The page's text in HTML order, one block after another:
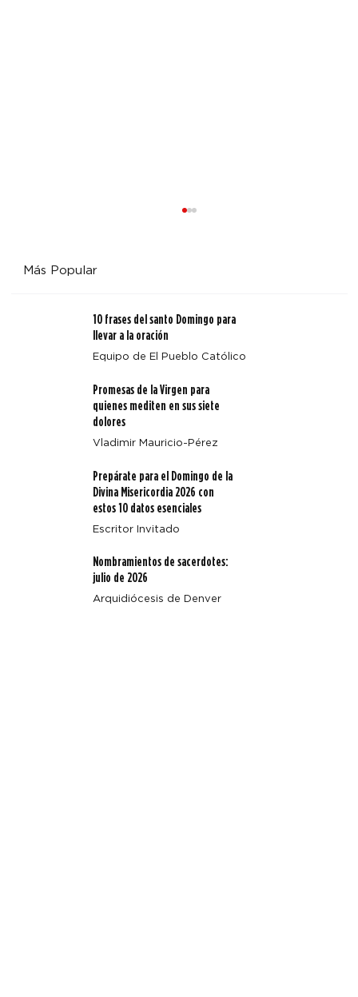
Arquidiócesis de Denver emite un aviso sobre Octavio
Más Popular
10 frases del santo Domingo para
llevar a la oración
Equipo de El Pueblo Católico
Promesas de la Virgen para
quienes mediten en sus siete
dolores
Vladimir Mauricio-Pérez
Prepárate para el Domingo de la
Divina Misericordia 2026 con
estos 10 datos esenciales
Escritor Invitado
Nombramientos de sacerdotes:
julio de 2026
Arquidiócesis de Denver